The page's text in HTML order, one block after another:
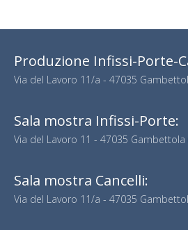
Produzione Infissi-Porte-
Via del Lavoro 11/a - 47035
Sala mostra Infissi-Porte:
Via del Lavoro 11 - 47035 Gambettola
Sala mostra Cancelli:
Via del Lavoro 11/a - 47035